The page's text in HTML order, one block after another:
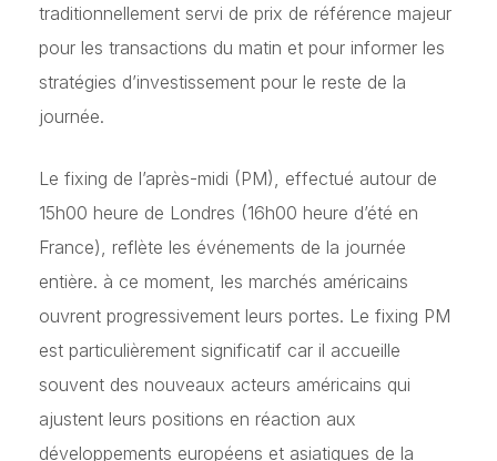
traditionnellement servi de prix de référence majeur
pour les transactions du matin et pour informer les
stratégies d’investissement pour le reste de la
journée.
Le fixing de l’après-midi (PM), effectué autour de
15h00 heure de Londres (16h00 heure d’été en
France), reflète les événements de la journée
entière. à ce moment, les marchés américains
ouvrent progressivement leurs portes. Le fixing PM
est particulièrement significatif car il accueille
souvent des nouveaux acteurs américains qui
ajustent leurs positions en réaction aux
développements européens et asiatiques de la